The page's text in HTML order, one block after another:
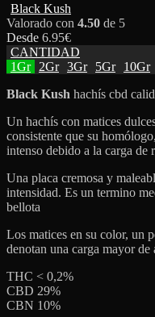
Black Kush
Valorado con 4.50 de 5
Desde 6.95€
CANTIDAD
1Gr
2Gr 3Gr 5Gr 10Gr
Black Kush hachís cbd
Un hachís con matices
consistente que su
intenso debido a la carga de
Una placa cremosa y
intensidad. Es un termino
bellota
Los matices en su color, un
denotan una carga mayor de
THC < 0,2%
CBD 29%
CBN 10%